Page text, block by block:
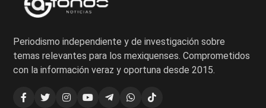
Periodismo independiente y de investigación sobre
temas relevantes para los mexiquenses. Comprometidos
con la información veraz y oportuna desde 2015.